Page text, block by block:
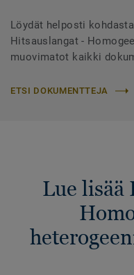
Löydät helposti
Hitsauslangat -
muovimatot kaikki
ETSI DOKUMENTTEJA
Lue lisää